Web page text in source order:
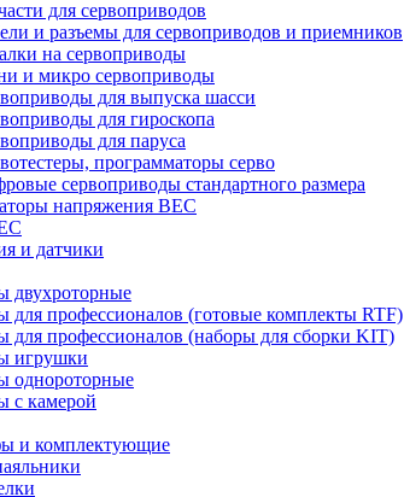
для сервоприводов
и разъемы для сервоприводов и приемников
на сервоприводы
и микро сервоприводы
для выпуска шасси
для гироскопа
для паруса
программаторы серво
сервоприводы стандартного размера
напряжения BEC
и датчики
двухроторные
для профессионалов (готовые комплекты RTF)
для профессионалов (наборы для сборки KIT)
игрушки
однороторные
с камерой
и комплектующие